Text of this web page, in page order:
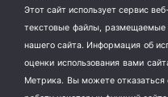
Этот сайт использует сервис
текстовые файлы, размещаемые
нашего сайта. Информация об
оценки использования вами
Метрика. Вы можете